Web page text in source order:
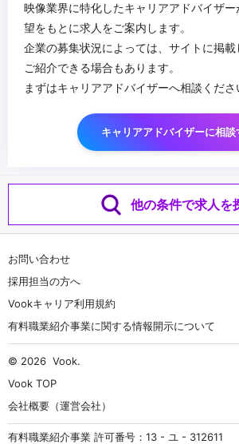
映像業界に特化したキャリアアドバイザ
望をもとに求人をご案内します。
企業の募集状況によっては、サイトに掲
ご紹介できる場合もあります。
まずはキャリアアドバイザーへ相談くださ
キャリアアドバイザーに相談
他の条件で求人を
お問い合わせ
採用担当の方へ
Vookキャリア利用規約
有料職業紹介事業に関する情報開示について
© 2026 Vook.
Vook TOP
会社概要（運営会社）
有料職業紹介事業 許可番号：13 - ユ - 312611